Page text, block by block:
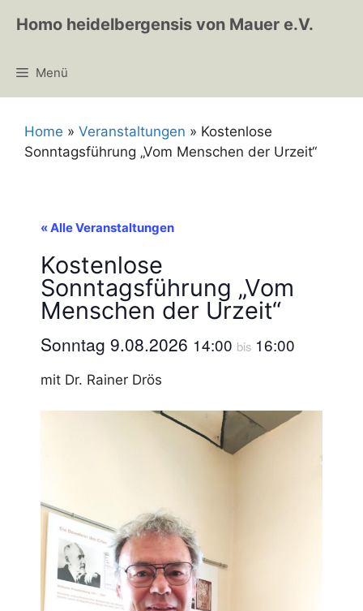
InhaltHomo heidelbergensis von Mauer e.V.
Menü
Home » Veranstaltungen » Kostenlose
Sonntagsführung „Vom Menschen der Urzeit“
« Alle Veranstaltungen
Kostenlose
Sonntagsführung „Vom
Menschen der Urzeit“
Sonntag 9.08.2026 14:00 bis 16:00
mit Dr. Rainer Drös